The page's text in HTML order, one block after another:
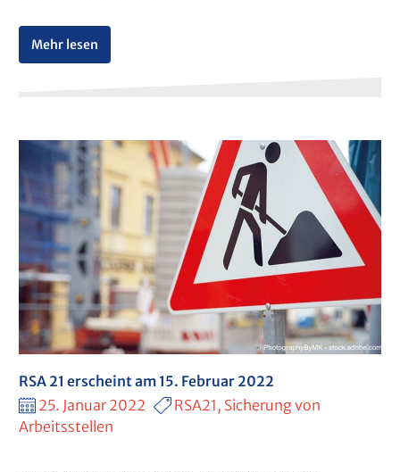
Mehr lesen
RSA 21 erscheint am 15. Februar 2022
25. Januar 2022
RSA21, Sicherung von
Arbeitsstellen